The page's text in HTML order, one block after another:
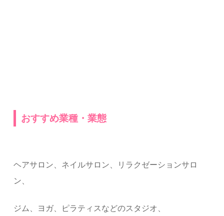
おすすめ業種・業態
ヘアサロン、ネイルサロン、リラクゼーションサロ
ン、
ジム、ヨガ、ピラティスなどのスタジオ、